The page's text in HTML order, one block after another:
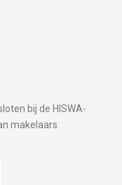
bij de HISWA-
makelaars.